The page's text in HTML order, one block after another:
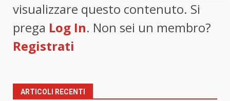
visualizzare questo contenuto. Si
prega Log In. Non sei un membro?
Registrati
ARTICOLI RECENTI